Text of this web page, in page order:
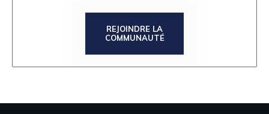
REJOINDRE LA
COMMUNAUTÉ